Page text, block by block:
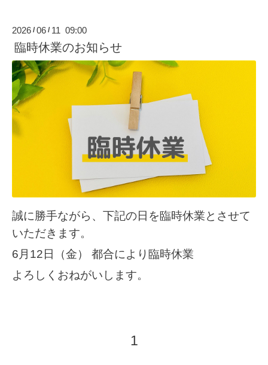
2026 /06 / 11 09:00
臨時休業のお知らせ
誠に勝手ながら、下記の日を臨時休業とさせて
いただきます。
6月12日（金） 都合により臨時休業
よろしくおねがいします。
1